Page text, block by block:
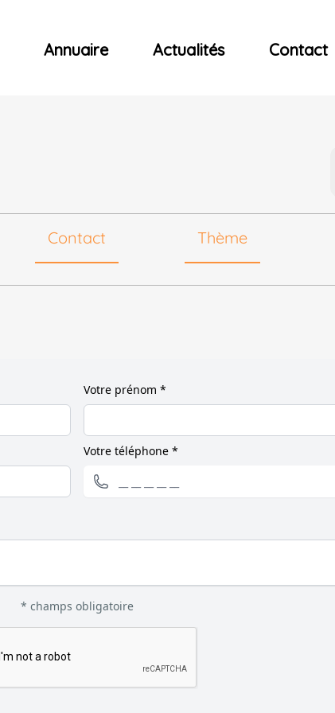
Annuaire Actualités Contact
Contact Thème
Votre prénom *
Votre téléphone *
* champs obligatoire